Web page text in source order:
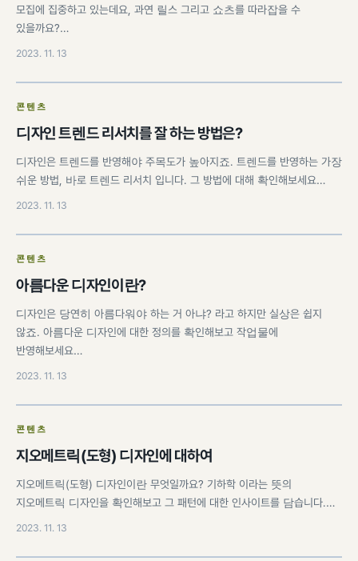
모집에 집중하고 있는데요, 과연 릴스 그리고 쇼츠를 따라잡을 수
있을까요?…
2023. 11. 13
콘텐츠
디자인 트렌드 리서치를 잘 하는 방법은?
디자인은 트렌드를 반영해야 주목도가 높아지죠. 트렌드를 반영하는 가장
쉬운 방법, 바로 트렌드 리서치 입니다. 그 방법에 대해 확인해보세요…
2023. 11. 13
콘텐츠
아름다운 디자인이란?
디자인은 당연히 아름다워야 하는 거 아냐? 라고 하지만 실상은 쉽지
않죠. 아름다운 디자인에 대한 정의를 확인해보고 작업물에
반영해보세요…
2023. 11. 13
콘텐츠
지오메트릭(도형) 디자인에 대하여
지오메트릭(도형) 디자인이란 무엇일까요? 기하학 이라는 뜻의
지오메트릭 디자인을 확인해보고 그 패턴에 대한 인사이트를 담습니다.…
2023. 11. 13